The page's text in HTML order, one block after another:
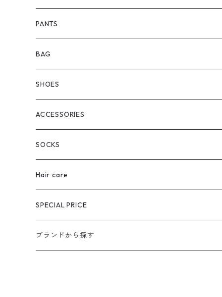
PANTS
BAG
SHOES
ACCESSORIES
SOCKS
Hair care
SPECIAL PRICE
ブランドから探す